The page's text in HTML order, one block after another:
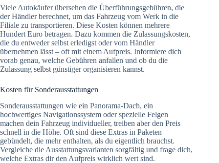
Viele Autokäufer übersehen die Überführungsgebühren, die
der Händler berechnet, um das Fahrzeug vom Werk in die
Filiale zu transportieren. Diese Kosten können mehrere
Hundert Euro betragen. Dazu kommen die Zulassungskosten,
die du entweder selbst erledigst oder vom Händler
übernehmen lässt – oft mit einem Aufpreis. Informiere dich
vorab genau, welche Gebühren anfallen und ob du die
Zulassung selbst günstiger organisieren kannst.
Kosten für Sonderausstattungen
Sonderausstattungen wie ein Panorama-Dach, ein
hochwertiges Navigationssystem oder spezielle Felgen
machen dein Fahrzeug individueller, treiben aber den Preis
schnell in die Höhe. Oft sind diese Extras in Paketen
gebündelt, die mehr enthalten, als du eigentlich brauchst.
Vergleiche die Ausstattungsvarianten sorgfältig und frage dich,
welche Extras dir den Aufpreis wirklich wert sind.